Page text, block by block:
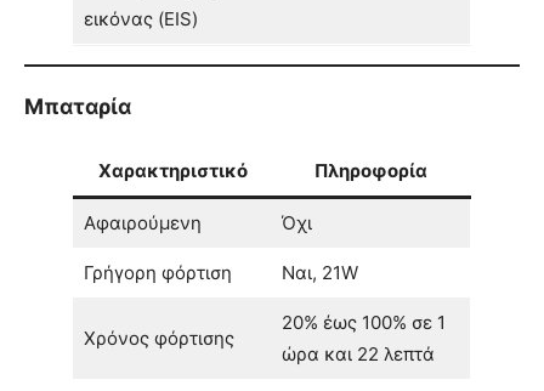
εικόνας (EIS)
Μπαταρία
Χαρακτηριστικό Πληροφορία
Αφαιρούμενη Όχι
Γρήγορη φόρτιση Ναι, 21W
Χρόνος φόρτισης
20% έως 100% σε 1
ώρα και 22 λεπτά